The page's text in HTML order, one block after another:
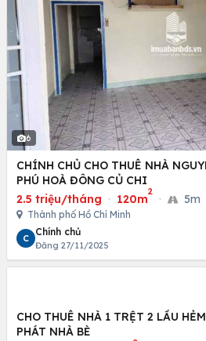
6
CHÍNH CHỦ CHO THUÊ NHÀ
PHÚ HOÀ ĐÔNG CỦ CHI
2.5 triệu/tháng · 120m
2
· 5m
Thành phố Hồ Chí Minh
C
Chính chủ
Đăng 27/11/2025
CHO THUÊ NHÀ 1 TRỆT 2 LẦU
PHÁT NHÀ BÈ